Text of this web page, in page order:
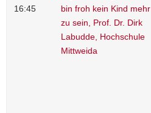
16:45
bin froh kein Kind mehr
zu sein, Prof. Dr. Dirk
Labudde, Hochschule
Mittweida